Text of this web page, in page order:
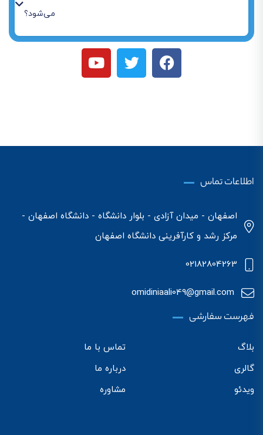
می‌شود؟
اطلاعات تماس
اصفهان - میدان آزادی - بلوار دانشگاه - دانشگاه اصفهان -
مرکز رشد و کارآفرینی دانشگاه اصفهان
02182804263
omidiniaali049@gmail.com
فهرست سفارشی
بلاگ
تماس با ما
گالری
درباره ما
ویدئو
مشاوره